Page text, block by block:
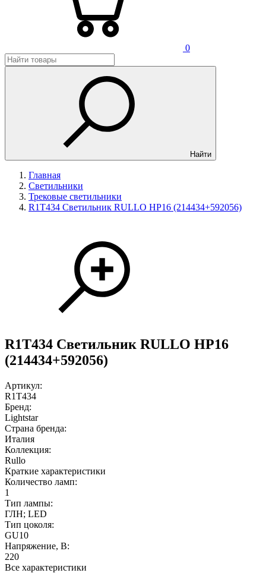
0
Найти
Главная
Светильники
Трековые светильники
R1T434 Светильник RULLO HP16 (214434+592056)
R1T434 Светильник RULLO HP16
(214434+592056)
Артикул:
R1T434
Бренд:
Lightstar
Страна бренда:
Италия
Коллекция:
Rullo
Краткие характеристики
Количество ламп:
1
Тип лампы:
ГЛН; LED
Тип цоколя:
GU10
Напряжение, В:
220
Все характеристики